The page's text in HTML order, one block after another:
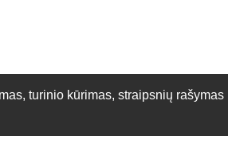
turinio kūrimas, straipsnių